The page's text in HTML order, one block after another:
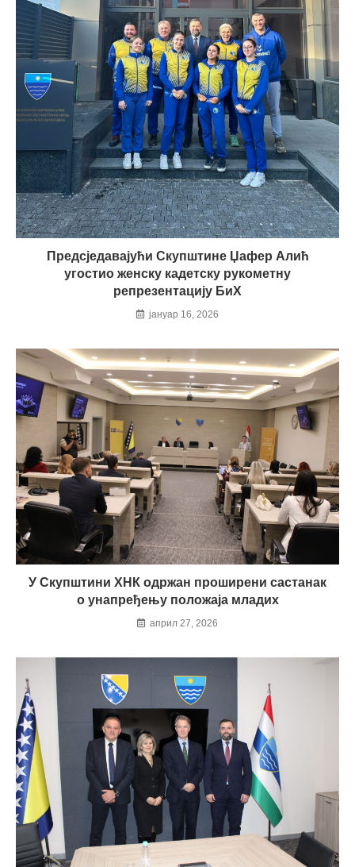
Предсједавајући Скупштине Џафер Алић
угостио женску кадетску рукометну
репрезентацију БиХ
јануар 16, 2026
У Скупштини ХНК одржан проширени састанак
о унапређењу положаја младих
април 27, 2026